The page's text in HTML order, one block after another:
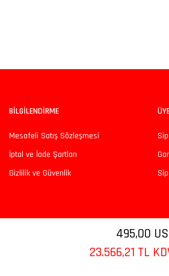
495,00
23.566,21 TL
BİLGİLENDİRME
Mesafeli Satış Sözleşmesi
İptal ve İade Şartları
Gizlilik ve Güvenlik